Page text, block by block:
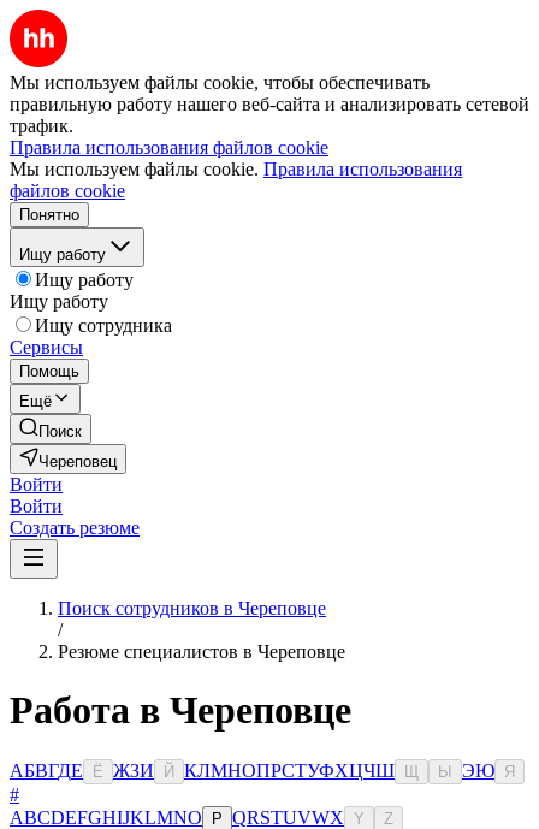
Мы используем файлы cookie, чтобы обеспечивать
правильную работу нашего веб-сайта и анализировать сетевой
трафик.
Правила использования файлов cookie
Мы используем файлы cookie. Правила использования
файлов cookie
Понятно
Ищу работу
Ищу работу
Ищу работу
Ищу сотрудника
Сервисы
Помощь
Ещё
Поиск
Череповец
Войти
Войти
Создать резюме
Поиск сотрудников в Череповце
/
Резюме специалистов в Череповце
Работа в Череповце
АБВГДЕ Ё ЖЗИ Й КЛМНОПРСТУФХЦЧШ Ы ЭЮ Я
#
ABCDEFGHIJKLMNO P QRSTUVWX Y Z